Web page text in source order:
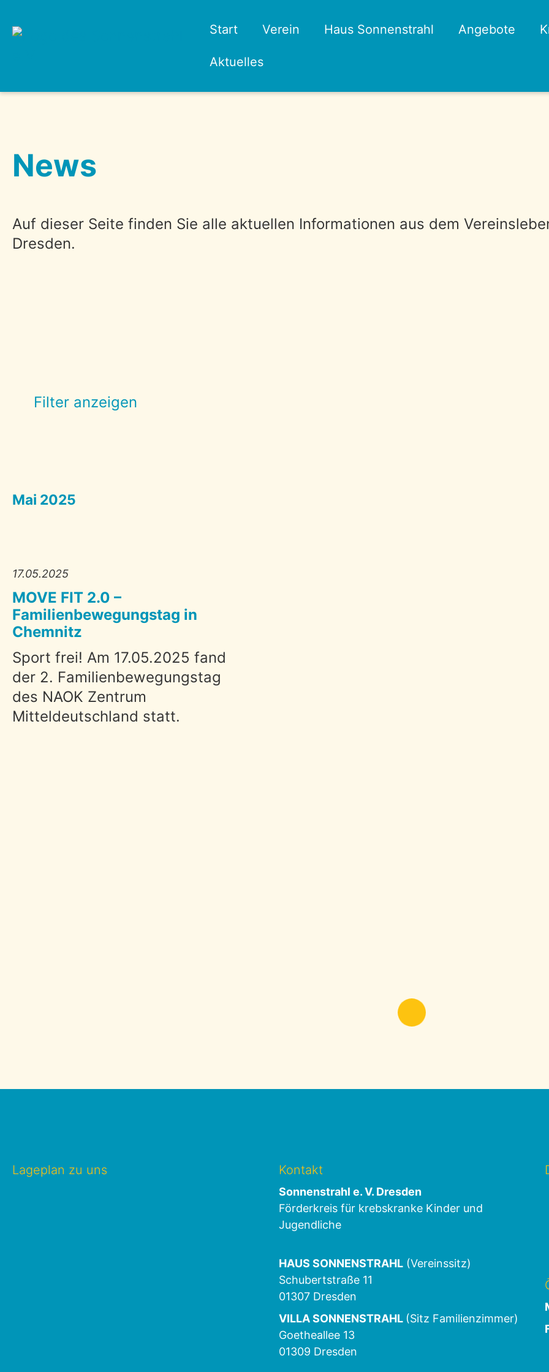
Start Verein Haus Sonnenstrahl Angebote
Aktuelles
News
Auf dieser Seite finden Sie alle aktuellen Informationen aus dem
Dresden.
Filter anzeigen
Mai 2025
17.05.2025
MOVE FIT 2.0 –
Familienbewegungstag in
Chemnitz
Sport frei! Am 17.05.2025 fand
der 2. Familienbewegungstag
des NAOK Zentrum
Mitteldeutschland statt.
Lageplan zu uns Kontakt
Sonnenstrahl e. V. Dresden
Förderkreis für krebskranke Kinder und
Jugendliche
HAUS SONNENSTRAHL (Vereinssitz)
Schubertstraße 11
01307 Dresden
VILLA SONNENSTRAHL (Sitz Familienzimmer)
Goetheallee 13
01309 Dresden